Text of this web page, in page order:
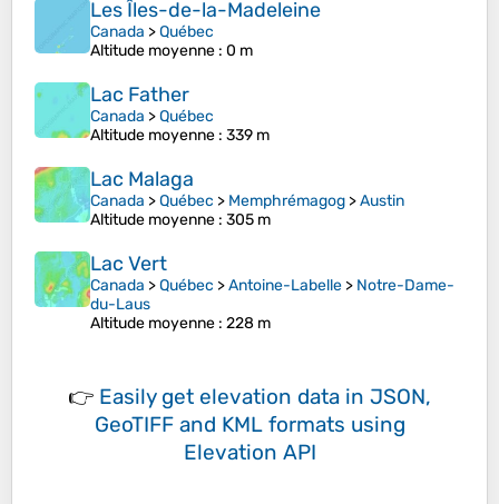
Les Îles-de-la-Madeleine
Canada >Québec
Altitude moyenne : 0 m
Lac Father
Canada >Québec
Altitude moyenne : 339 m
Lac Malaga
Canada >Québec > Memphrémagog >Austin
Altitude moyenne : 305 m
Lac Vert
Canada >Québec >Antoine-Labelle > Notre-Dame-
du-Laus
Altitude moyenne : 228 m
👉 Easily get elevation data in JSON,
GeoTIFF and KML formats using
Elevation API